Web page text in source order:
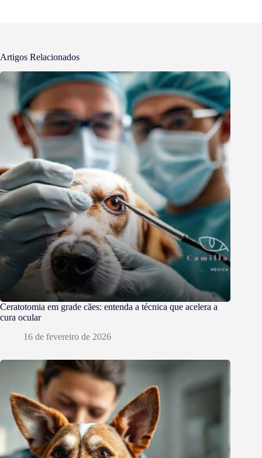
Artigos Relacionados
Ceratotomia em grade cães: entenda a técnica que acelera a
cura ocular
16 de fevereiro de 2026